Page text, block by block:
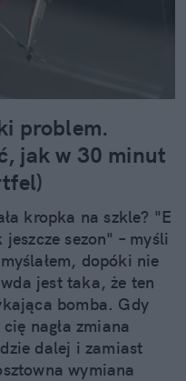
problem.
jak w 30 minut
kropka na szkle? "E
sezon" – myśli
dopóki nie
jest taka, że ten
bomba. Gdy
nagła zmiana
dalej i zamiast
wymiana